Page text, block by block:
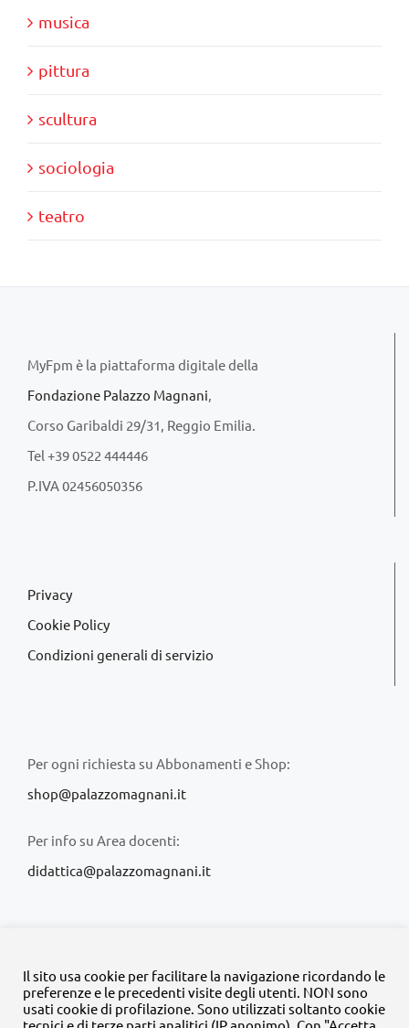
musica
pittura
scultura
sociologia
teatro
MyFpm è la piattaforma digitale della
Fondazione Palazzo Magnani,
Corso Garibaldi 29/31, Reggio Emilia.
Tel +39 0522 444446
P.IVA 02456050356
Privacy
Cookie Policy
Condizioni generali di servizio
Per ogni richiesta su Abbonamenti e Shop:
shop@palazzomagnani.it
Per info su Area docenti:
didattica@palazzomagnani.it
© Copyright 2020 -2026 | Tutti i diritti riservati | MyFpm è un
Il sito usa cookie per facilitare la navigazione ricordando le
preferenze e le precedenti visite degli utenti. NON sono
usati cookie di profilazione. Sono utilizzati soltanto cookie